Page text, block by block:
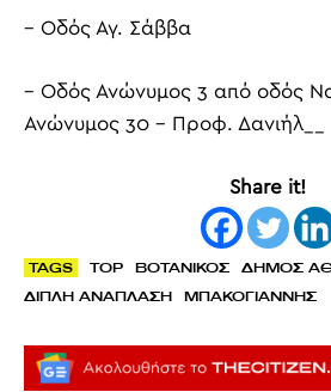
– Οδός Αγ. Σάββα
– Οδός Ανώνυμος 3 από οδός
Ανώνυμος 30 – Προφ. Δανιήλ__
Share it!
TAGS TOP ΒΟΤΑΝΙΚΟΣ
ΔΗΜΟΣ
ΔΙΠΛΗ ΑΝΑΠΛΑΣΗ
ΜΠΑΚΟΓΙΑΝΝΗΣ